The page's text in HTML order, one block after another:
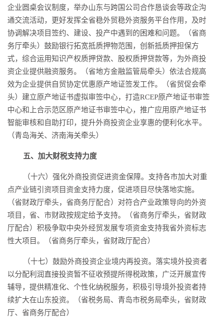
企业圆桌会议制度，举办山东与跨国公司合作恳谈会等政企沟
通交流活动，更好发挥全省稳外贸稳外资服务平台作用，及时
协调解决项目签约、建设、投产中遇到的困难和问题。（省商
务厅牵头）鼓励银行拓宽抵质押物范围，创新抵质押担保方
式，综合运用知识产权质押贷款、股权质押贷款等，为外商投
资企业提供融资服务。（省地方金融监管局牵头）依法合规高
效为企业提供自贸协定优惠原产地证签发工作。（省贸促会牵
头）建立原产地证书虚拟审签中心，打造RCEP原产地证书审签
中心和上合示范区原产地证书审签中心，推广应用原产地证书
智能审核和自助打印，提升外商投资企业享惠的便利化水平。
（青岛海关、济南海关牵头）
五、加大财税支持力度
（十六）强化外商投资促进资金保障。支持各市加大对重
点产业链引资项目资金支持力度，促进项目尽快落地实施。
（省财政厅牵头，省商务厅配合）对符合产业政策导向的外资
项目，省、市财政按规定给予支持。（省商务厅牵头，省财政
厅配合）积极争取中央外经贸发展专项资金支持我省外资标志
性大项目。（省商务厅牵头，省财政厅配合）
（十七）鼓励外商投资企业境内再投资。落实境外投资者
以分配利润直接投资暂不征收预提所得税政策，广泛开展宣传
辅导，提供精准化、个性化纳税服务，积极引导境外投资者持
续扩大在山东投资。（省税务局、青岛市税务局牵头，省财政
厅、省商务厅配合）